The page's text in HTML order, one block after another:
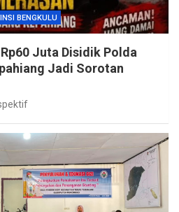
BENGKULU
Juta Disidik Polda
Jadi Sorotan